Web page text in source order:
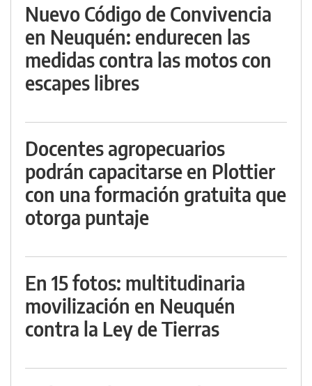
Nuevo Código de Convivencia
en Neuquén: endurecen las
medidas contra las motos con
escapes libres
Docentes agropecuarios
podrán capacitarse en Plottier
con una formación gratuita que
otorga puntaje
En 15 fotos: multitudinaria
movilización en Neuquén
contra la Ley de Tierras